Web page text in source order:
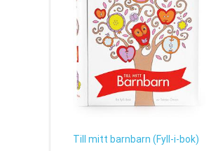
Till mitt barnbarn (Fyll-i-bok)